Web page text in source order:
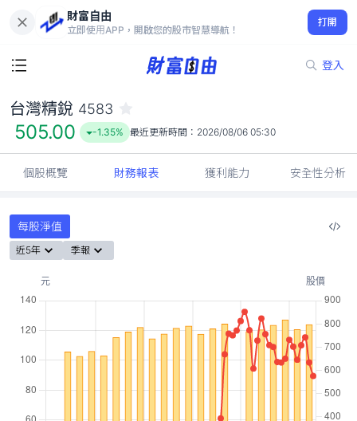
財富自由
立即使用APP，開啟您的股市智慧導航！
打開
登入
505.00
-1.35%
台灣精銳 4583
505.00 -1.35% 最近更新時間： 2026/08/06 05:30
個股概覽 財務報表 獲利能力 安全性分析
每股淨值
近5年 季報